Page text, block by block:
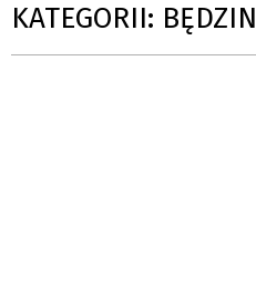
KATEGORII: BĘDZIN